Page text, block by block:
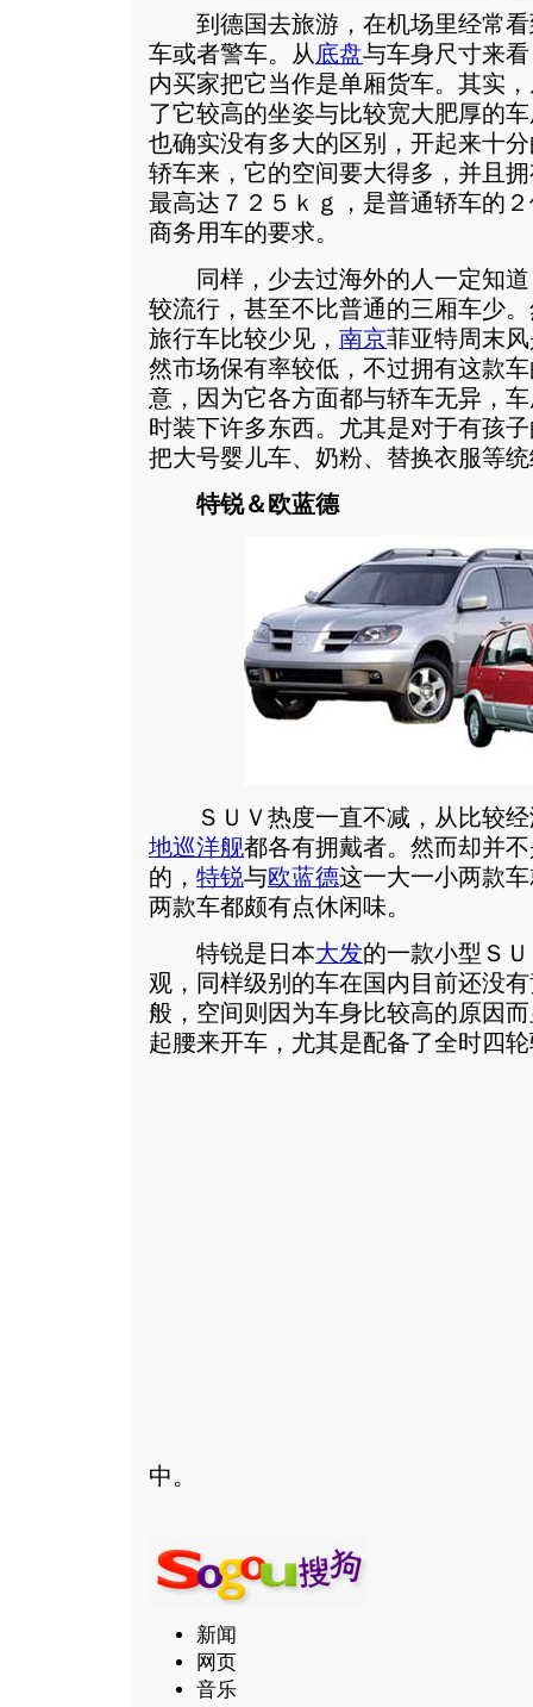
到德国去旅游，在机场里经常看
车或者警车。从底盘与车身尺寸来
内买家把它当作是单厢货车。其实
了它较高的坐姿与比较宽大肥厚的
也确实没有多大的区别，开起来十
轿车来，它的空间要大得多，并且
最高达７２５ｋｇ，是普通轿车的
商务用车的要求。
同样，少去过海外的人一定知道
较流行，甚至不比普通的三厢车少
旅行车比较少见， 南京菲亚特周末
然市场保有率较低，不过拥有这款
意，因为它各方面都与轿车无异，
时装下许多东西。尤其是对于有孩
把大号婴儿车、奶粉、替换衣服等
特锐＆欧蓝德
ＳＵＶ热度一直不减，从比较经
地巡洋舰都各有拥戴者。然而却并
的， 特锐与欧蓝德这一大一小两款
两款车都颇有点休闲味。
特锐是日本大发的一款小型Ｓ
观，同样级别的车在国内目前还没
般，空间则因为车身比较高的原因
起腰来开车，尤其是配备了全时四
中。
新闻
网页
音乐